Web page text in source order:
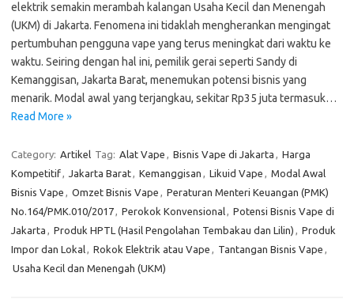
elektrik semakin merambah kalangan Usaha Kecil dan Menengah
(UKM) di Jakarta. Fenomena ini tidaklah mengherankan mengingat
pertumbuhan pengguna vape yang terus meningkat dari waktu ke
waktu. Seiring dengan hal ini, pemilik gerai seperti Sandy di
Kemanggisan, Jakarta Barat, menemukan potensi bisnis yang
menarik. Modal awal yang terjangkau, sekitar Rp35 juta termasuk…
Read More »
Category: Artikel Tag: Alat Vape , Bisnis Vape di Jakarta , Harga
Kompetitif, Jakarta Barat, Kemanggisan , Likuid Vape , Modal Awal
Bisnis Vape , Omzet Bisnis Vape , Peraturan Menteri Keuangan (PMK)
No.164/PMK.010/2017, Perokok Konvensional, Potensi Bisnis Vape di
Jakarta , Produk HPTL (Hasil Pengolahan Tembakau dan Lilin) , Produk
Impor dan Lokal, Rokok Elektrik atau Vape , Tantangan Bisnis Vape ,
Usaha Kecil dan Menengah (UKM)